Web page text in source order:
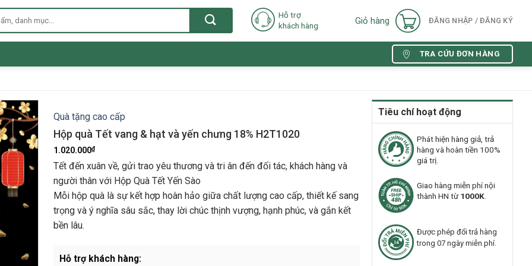
Hỗ trợ
khách hàng
Giỏ hàng ĐĂNG NHẬP / ĐĂNG KÝ
TRA CỨU ĐƠN HÀNG
Tiêu chí hoạt động
Phát hiện hàng giả, trả
hàng và hoàn tiền 100%
giá trị.
Giao hàng miễn phí nội
thành HN từ1000K
Được phép đổi trả hàng
trong 07 ngày miễn phí.
Quà tặng cao cấp
Hộp quà Tết vang & hạt và yến chưng 18% H2T1020
1.020.000₫
Tết đến xuân về, gửi trao yêu thương và tri ân đến đối tác, khách hàng và
người thân với Hộp Quà Tết Yến Sào
Mỗi hộp quà là sự kết hợp hoàn hảo giữa chất lượng cao cấp, thiết kế sang
trọng và ý nghĩa sâu sắc, thay lời chúc thịnh vượng, hạnh phúc, và gắn kết
bền lâu.
Hỗ trợ khách hàng: